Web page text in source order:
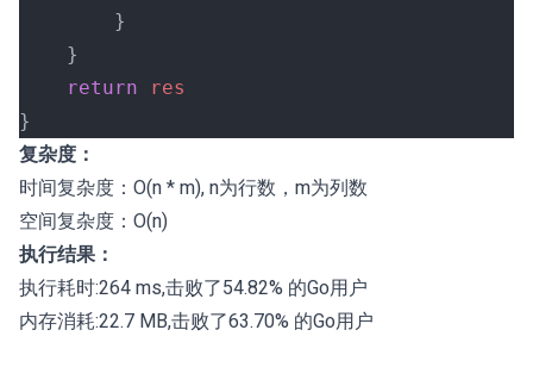
		}
	}
	return
res
}
复杂度：
时间复杂度：O(n * m), n为行数，m为列数
空间复杂度：O(n)
执行结果：
执行耗时:264 ms,击败了54.82% 的Go用户
内存消耗:22.7 MB,击败了63.70% 的Go用户